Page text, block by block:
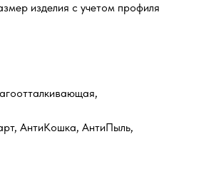
изделия с учетом профиля
АнтиКошка, АнтиПыль,